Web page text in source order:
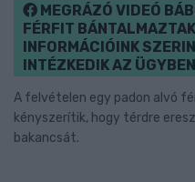
MEGRÁZÓ VIDEÓ
FÉRFIT
INFORMÁCIÓINK
INTÉZKEDIK AZ ÜGYBEN
A felvételen egy padon alvó
kényszerítik, hogy térdre
bakancsát.